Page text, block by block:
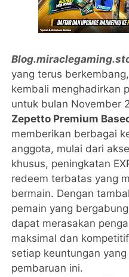
yang terus berkembang,
kembali menghadirkan
untuk bulan November
Zepetto Premium
memberikan berbagai
anggota, mulai dari
khusus, peningkatan
redeem terbatas yang
bermain. Dengan
pemain yang
dapat merasakan
maksimal dan
setiap keuntungan
pembaruan ini.